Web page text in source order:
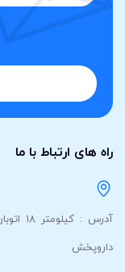
راه های ارتباط با ما
آدرس :
داروپخش